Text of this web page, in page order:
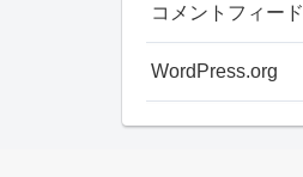
コメントフィード
WordPress.org